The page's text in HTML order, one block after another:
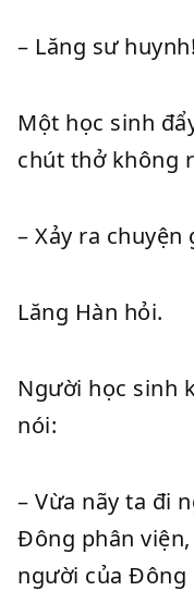
– Lăng sư
Một học sinh
chút thở không
– Xảy ra chuyện
Lăng Hàn hỏi.
Người học sinh
nói:
– Vừa nãy ta đi
Đông phân
người của Đông